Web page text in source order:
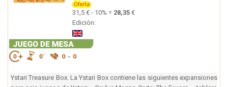
31,5 € - 10% = 28,35 €
Edición:
Ystari Treasure Box. La Ystari Box contiene las siguientes expansiones